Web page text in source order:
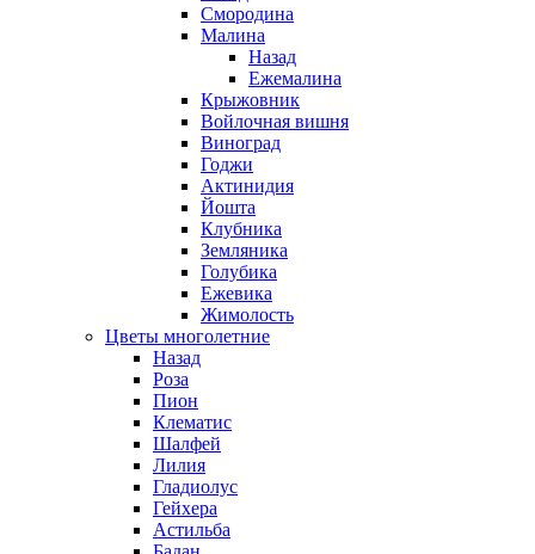
Смородина
Малина
Назад
Ежемалина
Крыжовник
Войлочная вишня
Виноград
Годжи
Актинидия
Йошта
Клубника
Земляника
Голубика
Ежевика
Жимолость
Цветы многолетние
Назад
Роза
Пион
Клематис
Шалфей
Лилия
Гладиолус
Гейхера
Астильба